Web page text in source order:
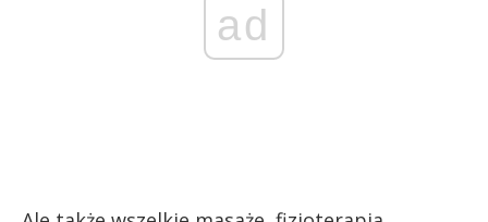
ad